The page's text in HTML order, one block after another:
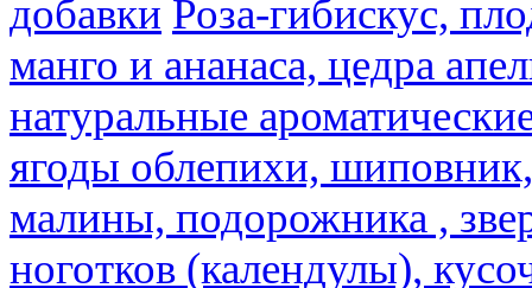
добавки Роза-гибискус,
манго и ананаса, цедра
натуральные
ягоды облепихи,
малины, подорожника ,
ноготков (календулы),